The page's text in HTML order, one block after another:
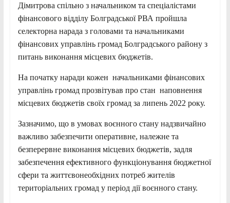
Дімитрова спільно з начальником та спеціалістами
фінансового відділу Болградської РВА пройшла
селекторна нарада з головами та начальниками
фінансових управлінь громад Болградського району з
питань виконання місцевих бюджетів.
На початку наради кожен начальниками фінансових
управлінь громад прозвітував про стан наповнення
місцевих бюджетів своїх громад за липень 2022 року.
Зазначимо, що в умовах воєнного стану надзвичайно
важливо забезпечити оперативне, належне та
безперервне виконання місцевих бюджетів, задля
забезпечення ефективного функціонування бюджетної
сфери та життєвонеобхідних потреб жителів
територіальних громад у період дії воєнного стану.